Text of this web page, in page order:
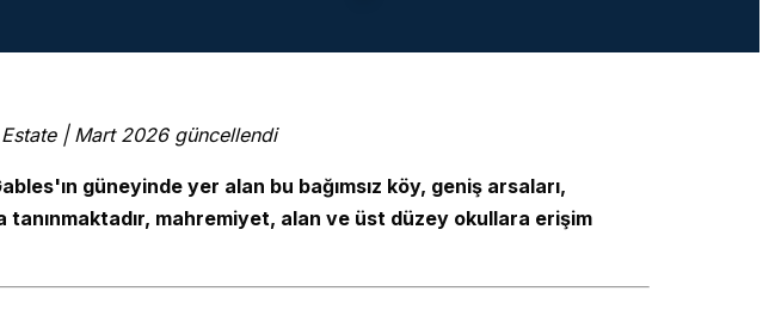
| Mart 2026 güncellendi
güneyinde yer alan bu bağımsız köy, geniş arsaları,
tanınmaktadır, mahremiyet, alan ve üst düzey okullara erişim